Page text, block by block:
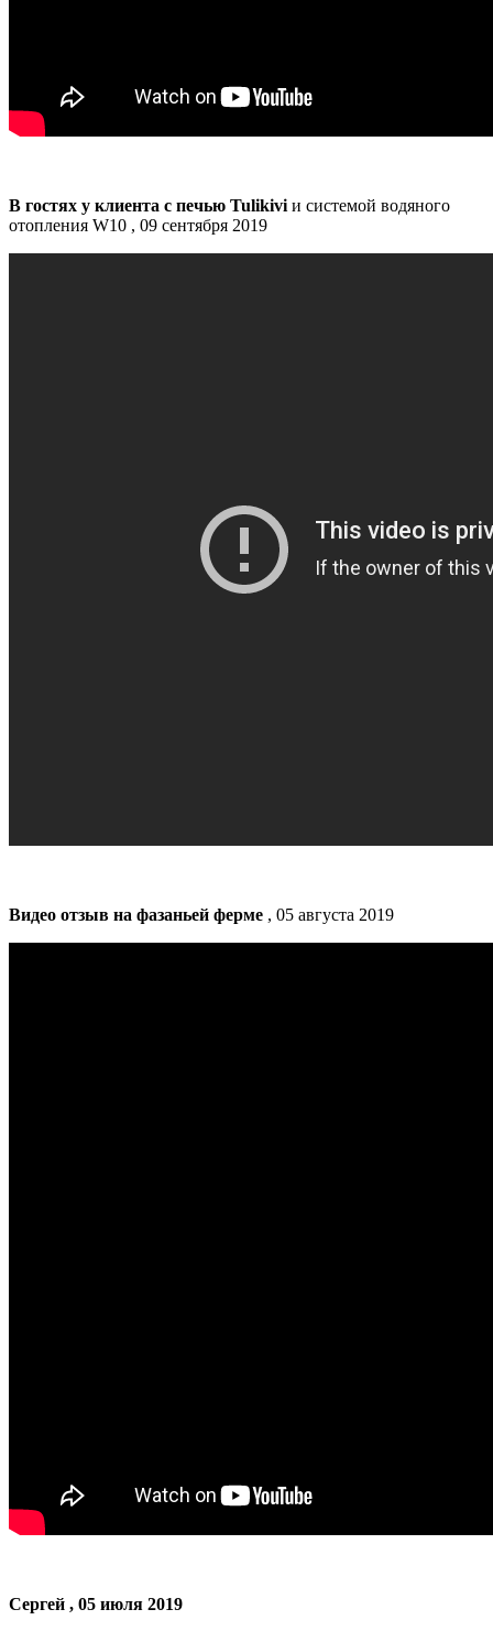
В гостях у клиента с печью Tulikivi и системой водяного
отопления W10 , 09 сентября 2019
Видео отзыв на фазаньей ферме , 05 августа 2019
Сергей , 05 июля 2019